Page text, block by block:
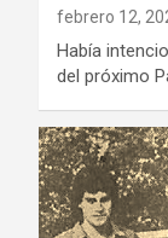
febrero 12,
Había
del próximo